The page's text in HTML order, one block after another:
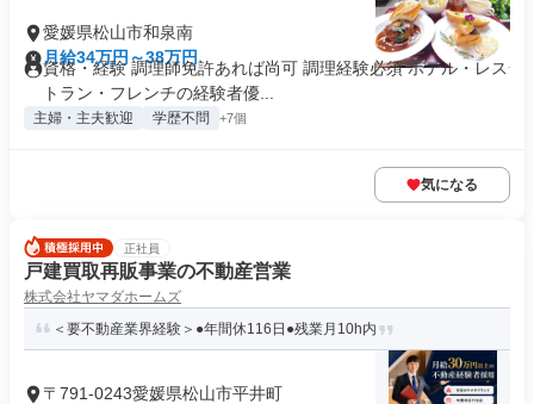
愛媛県松山市和泉南
月給34万円～38万円
資格・経験 調理師免許あれば尚可 調理経験必須 ホテル・レス
トラン・フレンチの経験者優...
主婦・主夫歓迎 学歴不問 +7個
気になる
正社員
戸建買取再販事業の不動産営業
株式会社ヤマダホームズ
＜要不動産業界経験＞●年間休116日●残業月10h内
〒791-0243愛媛県松山市平井町